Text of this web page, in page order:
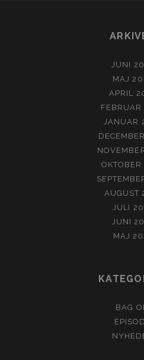
JUNI
MAJ
APRIL
FEBRUAR
JANUAR
AUGUST
JULI
JUNI
MAJ
BAG